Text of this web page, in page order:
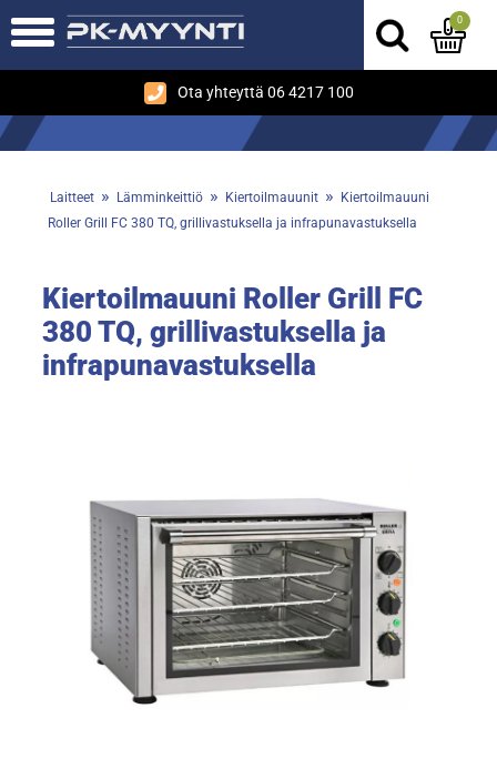
Ota yhteyttä 06 4217 100
0
Laitteet » Lämminkeittiö » Kiertoilmauunit »
Kiertoilmauuni
Roller Grill FC 380 TQ, grillivastuksella ja infrapunavastuksella
Kiertoilmauuni Roller Grill FC
380 TQ, grillivastuksella ja
infrapunavastuksella